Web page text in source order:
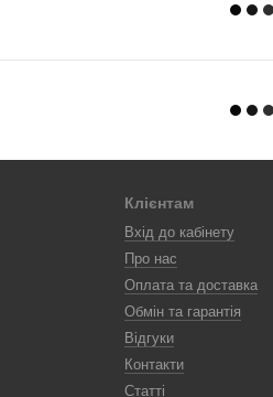
Клієнтам
Вхід до кабінету
Про нас
Оплата та доставка
Обмін та гарантія
Відгуки
Контакти
Статті